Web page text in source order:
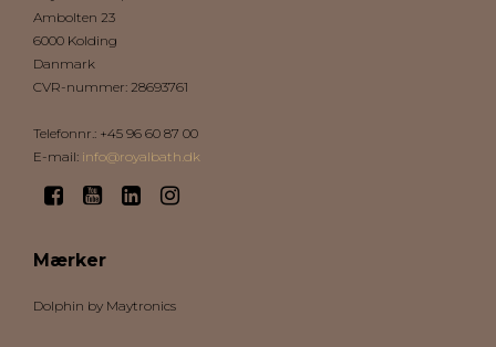
Ambolten 23
6000 Kolding
Danmark
CVR-nummer: 28693761
Telefonnr. : +45 96 60 87 00
E-mail: info@royalbath.dk
Mærker
Dolphin by Maytronics